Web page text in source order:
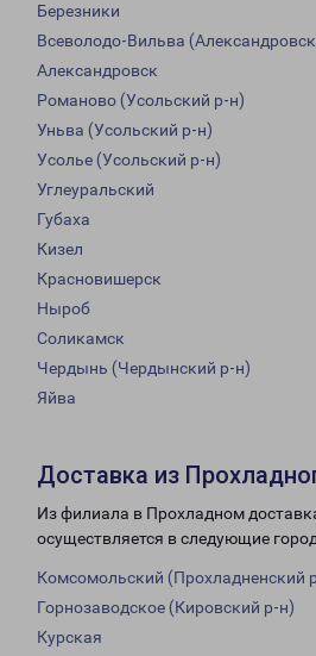
Березники
Всеволодо-Вильва
Александровск
Романово (Усольский р-н)
Уньва (Усольский р-н)
Усолье (Усольский р-н)
Углеуральский
Губаха
Кизел
Красновишерск
Ныроб
Соликамск
Чердынь (Чердынский р-н)
Яйва
Доставка из
Из филиала в Прохладном
осуществляется в следующие
Комсомольский (Прохладненский
Горнозаводское (Кировский р-н)
Курская